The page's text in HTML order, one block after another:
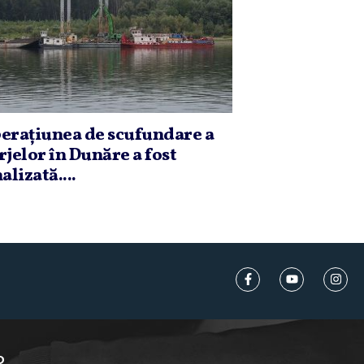
de scufundare a
în Dunăre a fost